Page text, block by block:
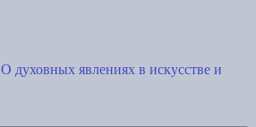
О духовных явлениях в искусстве и